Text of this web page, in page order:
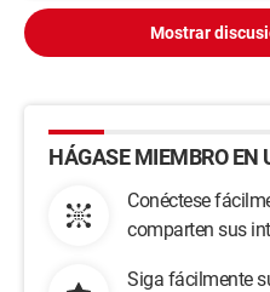
Mostrar
HÁGASE MIEMBRO EN
Conéctese
comparten sus
Siga fácilmente